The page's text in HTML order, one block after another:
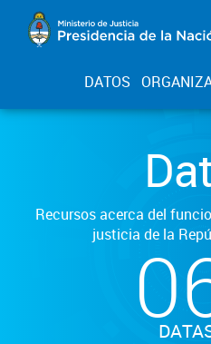
DATOS
Recursos acerca del
justicia de la